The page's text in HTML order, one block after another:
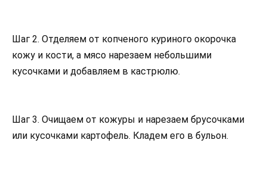
Шаг 2. Отделяем от копченого куриного окорочка
кожу и кости, а мясо нарезаем небольшими
кусочками и добавляем в кастрюлю.
Шаг 3. Очищаем от кожуры и нарезаем брусочками
или кусочками картофель. Кладем его в бульон.